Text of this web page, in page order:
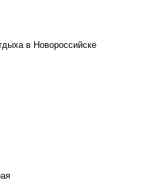
в Новороссийске